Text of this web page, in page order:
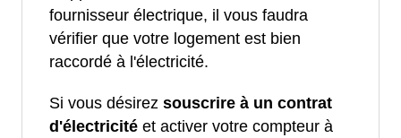
fournisseur électrique, il vous faudra
vérifier que votre logement est bien
raccordé à l'électricité.
Si vous désirez souscrire à un contrat
d'électricité et activer votre compteur à